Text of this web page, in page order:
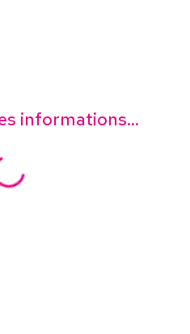
informations...